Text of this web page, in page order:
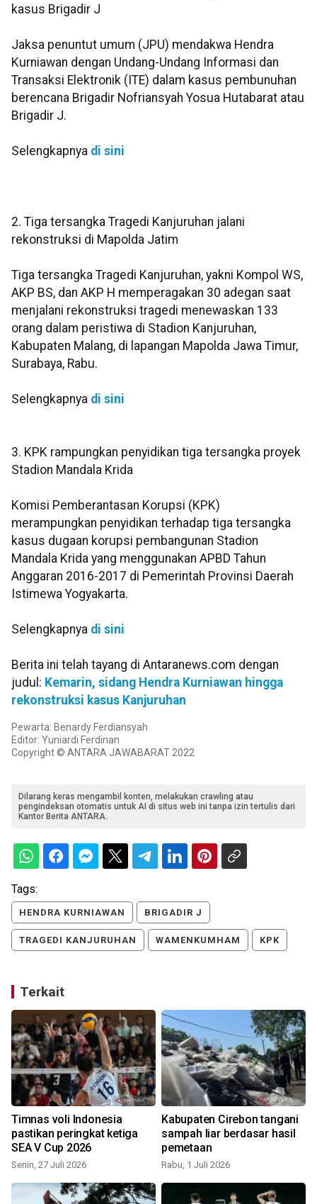
kasus Brigadir J
Jaksa penuntut umum (JPU) mendakwa Hendra
Kurniawan dengan Undang-Undang Informasi dan
Transaksi Elektronik (ITE) dalam kasus pembunuhan
berencana Brigadir Nofriansyah Yosua Hutabarat atau
Brigadir J.
Selengkapnya di sini
2. Tiga tersangka Tragedi Kanjuruhan jalani
rekonstruksi di Mapolda Jatim
Tiga tersangka Tragedi Kanjuruhan, yakni Kompol WS,
AKP BS, dan AKP H memperagakan 30 adegan saat
menjalani rekonstruksi tragedi menewaskan 133
orang dalam peristiwa di Stadion Kanjuruhan,
Kabupaten Malang, di lapangan Mapolda Jawa Timur,
Surabaya, Rabu.
Selengkapnya di sini
3. KPK rampungkan penyidikan tiga tersangka proyek
Stadion Mandala Krida
Komisi Pemberantasan Korupsi (KPK)
merampungkan penyidikan terhadap tiga tersangka
kasus dugaan korupsi pembangunan Stadion
Mandala Krida yang menggunakan APBD Tahun
Anggaran 2016-2017 di Pemerintah Provinsi Daerah
Istimewa Yogyakarta.
Selengkapnya di sini
Berita ini telah tayang di Antaranews.com dengan
judul: Kemarin, sidang Hendra Kurniawan hingga
rekonstruksi kasus Kanjuruhan
Pewarta: Benardy Ferdiansyah
Editor: Yuniardi Ferdinan
Copyright © ANTARA JAWABARAT 2022
Dilarang keras mengambil konten, melakukan crawling atau
pengindeksan otomatis untuk AI di situs web ini tanpa izin tertulis dari
Kantor Berita ANTARA.
Tags:
HENDRA KURNIAWAN BRIGADIR J
TRAGEDI KANJURUHAN WAMENKUMHAM KPK
Terkait
Timnas voli Indonesia
pastikan peringkat ketiga
SEA V Cup 2026
Senin, 27 Juli 2026
Kabupaten Cirebon tangani
sampah liar berdasar hasil
pemetaan
Rabu, 1 Juli 2026